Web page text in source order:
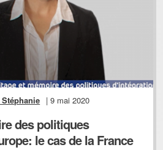
| 9 mai 2020
des politiques
le cas de la France